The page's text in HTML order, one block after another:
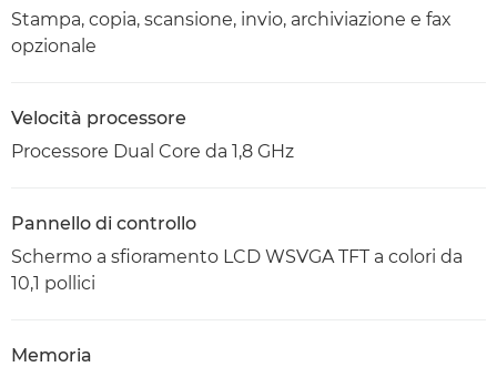
Stampa, copia, scansione, invio, archiviazione e fax
opzionale
Velocità processore
Processore Dual Core da 1,8 GHz
Pannello di controllo
Schermo a sfioramento LCD WSVGA TFT a colori da
10,1 pollici
Memoria